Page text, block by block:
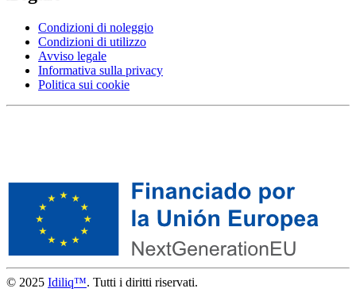
Condizioni di noleggio
Condizioni di utilizzo
Avviso legale
Informativa sulla privacy
Politica sui cookie
© 2025 Idiliq™. Tutti i diritti riservati.